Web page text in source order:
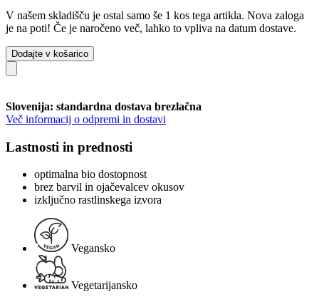
V našem skladišču je ostal samo še 1 kos tega artikla. Nova zaloga
je na poti! Če je naročeno več, lahko to vpliva na datum dostave.
Dodajte v košarico
Slovenija: standardna dostava brezlačna
Več informacij o odpremi in dostavi
Lastnosti in prednosti
optimalna bio dostopnost
brez barvil in ojačevalcev okusov
izključno rastlinskega izvora
Vegansko
Vegetarijansko